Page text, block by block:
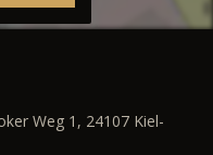
Weg 1, 24107 Kiel-